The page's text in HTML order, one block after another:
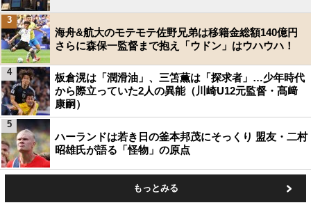
海舟&航大のモテモテ佐野兄弟は移籍金総額140億円
さらに森保一監督まで抱え「ウドン」はウハウハ！
3
板倉滉は「潤滑油」、三笘薫は「探求者」…少年時代
から際立っていた2人の異能（川崎U12元監督・髙﨑
康嗣）
4
ハーランドは若き日の釜本邦茂にそっくり 盟友・二村
昭雄氏が語る「怪物」の原点
5
もっとみる